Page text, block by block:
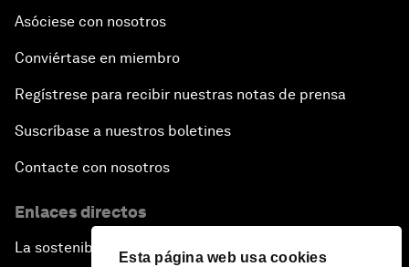
Esta página web usa cookies
Asóciese con nosotros
Conviértase en miembro
Regístrese para recibir nuestras notas de prensa
Suscríbase a nuestros boletines
Contacte con nosotros
Enlaces directos
La sostenibilidad en el Foro